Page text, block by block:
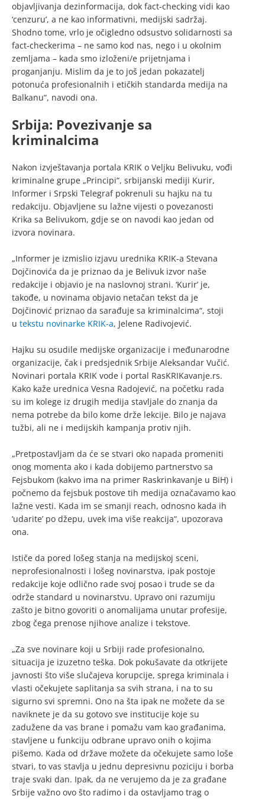
objavljivanja dezinformacija, dok fact-checking vidi kao
‘cenzuru’, a ne kao informativni, medijski sadržaj.
Shodno tome, vrlo je očigledno odsustvo solidarnosti sa
fact-checkerima – ne samo kod nas, nego i u okolnim
zemljama – kada smo izloženi/e prijetnjama i
proganjanju. Mislim da je to još jedan pokazatelj
potonuća profesionalnih i etičkih standarda medija na
Balkanu“, navodi ona.
Srbija: Povezivanje sa
kriminalcima
Nakon izvještavanja portala KRIK o Veljku Belivuku, vođi
kriminalne grupe „Principi“, srbijanski mediji Kurir,
Informer i Srpski Telegraf pokrenuli su hajku na tu
redakciju. Objavljene su lažne vijesti o povezanosti
Krika sa Belivukom, gdje se on navodi kao jedan od
izvora novinara.
„Informer je izmislio izjavu urednika KRIK-a Stevana
Dojčinovića da je priznao da je Belivuk izvor naše
redakcije i objavio je na naslovnoj strani. ‘Kurir’ je,
takođe, u novinama objavio netačan tekst da je
Dojčinović priznao da sarađuje sa kriminalcima“, stoji
u tekstu novinarke KRIK-a, Jelene Radivojević.
Hajku su osudile medijske organizacije i međunarodne
organizacije, čak i predsjednik Srbije Aleksandar Vučić.
Novinari portala KRIK vode i portal RasKRIKavanje.rs.
Kako kaže urednica Vesna Radojević, na početku rada
su im kolege iz drugih medija stavljale do znanja da
nema potrebe da bilo kome drže lekcije. Bilo je najava
tužbi, ali ne i medijskih kampanja protiv njih.
„Pretpostavljam da će se stvari oko napada promeniti
onog momenta ako i kada dobijemo partnerstvo sa
Fejsbukom (kakvo ima na primer Raskrinkavanje u BiH) i
počnemo da fejsbuk postove tih medija označavamo kao
lažne vesti. Kada im se smanji reach, odnosno kada ih
‘udarite’ po džepu, uvek ima više reakcija“, upozorava
ona.
Ističe da pored lošeg stanja na medijskoj sceni,
neprofesionalnosti i lošeg novinarstva, ipak postoje
redakcije koje odlično rade svoj posao i trude se da
održe standard u novinarstvu. Upravo oni razumiju
zašto je bitno govoriti o anomalijama unutar profesije,
zbog čega prenose njihove analize i tekstove.
„Za sve novinare koji u Srbiji rade profesionalno,
situacija je izuzetno teška. Dok pokušavate da otkrijete
javnosti što više slučajeva korupcije, sprega kriminala i
vlasti očekujete saplitanja sa svih strana, i na to su
sigurno svi spremni. Ono na šta ipak ne možete da se
naviknete je da su gotovo sve institucije koje su
zadužene da vas brane i pomažu vam kao građanima,
stavljene u funkciju odbrane upravo onih o kojima
pišemo. Kada od države možete da očekujete samo loše
stvari, to vas stavlja u jednu depresivnu poziciju i borba
traje svaki dan. Ipak, da ne verujemo da je za građane
Srbije važno ovo što radimo i da ostavljamo trag o